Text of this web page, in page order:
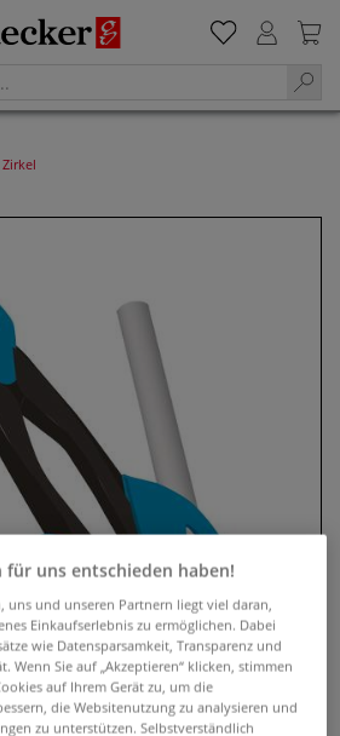
für uns entschieden haben!
uns und unseren Partnern liegt viel daran,
Einkaufserlebnis zu ermöglichen. Dabei
wie Datensparsamkeit, Transparenz und
Wenn Sie auf „Akzeptieren“ klicken, stimmen
auf Ihrem Gerät zu, um die
die Websitenutzung zu analysieren und
zu unterstützen. Selbstverständlich